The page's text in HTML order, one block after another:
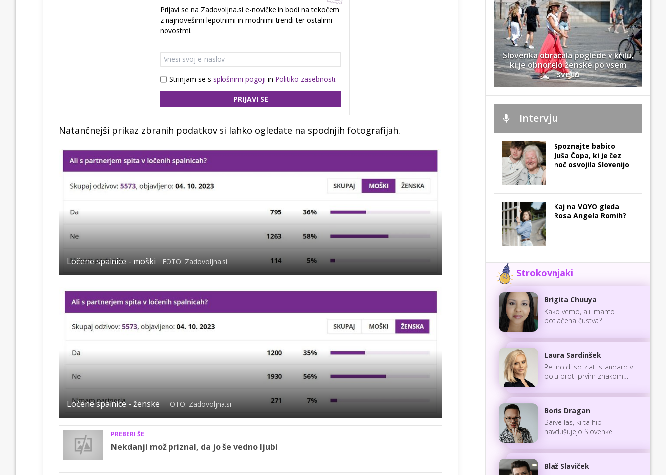
Prijavi se na Zadovoljna.si e-novičke in bodi na tekočem
z najnovešimi lepotnimi in modnimi trendi ter ostalimi
novostmi.
Strinjam se s splošnimi pogoji in Politiko zasebnosti.
PRIJAVI SE
Natančnejši prikaz zbranih podatkov si lahko ogledate na spodnjih fotografijah.
Ločene spalnice - moški FOTO: Zadovoljna.si
Ločene spalnice - ženske FOTO: Zadovoljna.si
PREBERI ŠE
Nekdanji mož priznal, da jo še vedno ljubi
Slovenka obračala poglede v krilu,
ki je obnorelo ženske po vsem
svetu
Intervju
Spoznajte babico
Juša Čopa, ki je čez
noč osvojila Slovenijo
Kaj na VOYO gleda
Rosa Angela Romih?
Strokovnjaki
Brigita Chuuya
Kako vemo, ali imamo
potlačena čustva?
Laura Sardinšek
Retinoidi so zlati standard v
boju proti prvim znakom
Boris Dragan
Barve las, ki ta hip
navdušujejo Slovenke
Blaž Slaviček